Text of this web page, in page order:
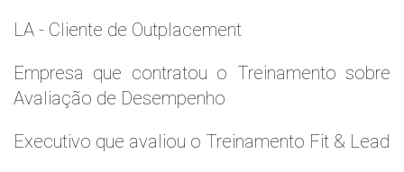
LA - Cliente de Outplacement
Empresa que contratou o Treinamento sobre
Avaliação de Desempenho
Executivo que avaliou o Treinamento Fit & Lead